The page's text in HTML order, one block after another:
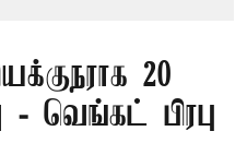
20
வெங்கட் பிரபு